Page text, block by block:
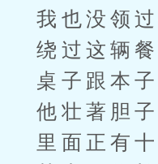
我也没领过
绕过这辆餐
桌子跟本子
他壮著胆子
里面正有十